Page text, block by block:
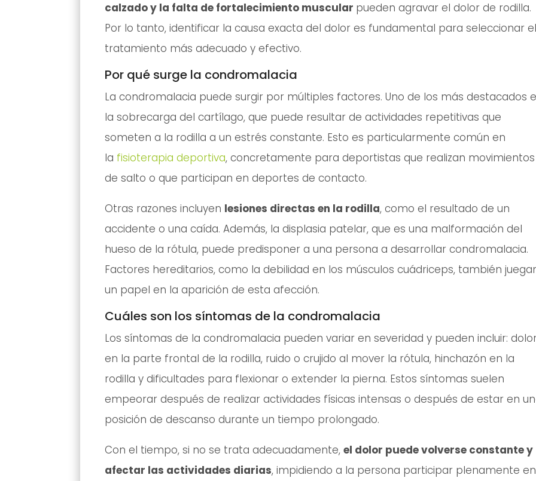
calzado y la falta de fortalecimiento muscular pueden agravar el dolor de rodilla.
Por lo tanto, identificar la causa exacta del dolor es fundamental para seleccionar el
tratamiento más adecuado y efectivo.
Por qué surge la condromalacia
La condromalacia puede surgir por múltiples factores. Uno de los más destacados
la sobrecarga del cartílago, que puede resultar de actividades repetitivas que
someten a la rodilla a un estrés constante. Esto es particularmente común en
la fisioterapia deportiva, concretamente para deportistas que realizan movimientos
de salto o que participan en deportes de contacto.
Otras razones incluyen lesiones directas en la rodilla, como el resultado de un
accidente o una caída. Además, la displasia patelar, que es una malformación del
hueso de la rótula, puede predisponer a una persona a desarrollar condromalacia.
Factores hereditarios, como la debilidad en los músculos cuádriceps, también
un papel en la aparición de esta afección.
Cuáles son los síntomas de la condromalacia
Los síntomas de la condromalacia pueden variar en severidad y pueden incluir:
en la parte frontal de la rodilla, ruido o crujido al mover la rótula, hinchazón en la
rodilla y dificultades para flexionar o extender la pierna. Estos síntomas suelen
empeorar después de realizar actividades físicas intensas o después de estar en
posición de descanso durante un tiempo prolongado.
Con el tiempo, si no se trata adecuadamente, el dolor puede volverse constante y
afectar las actividades diarias, impidiendo a la persona participar plenamente en